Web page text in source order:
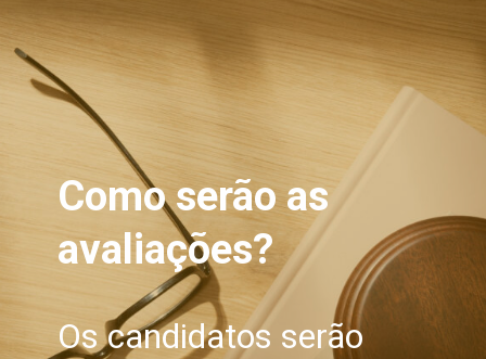
Como serão as
avaliações?
Os candidatos serão